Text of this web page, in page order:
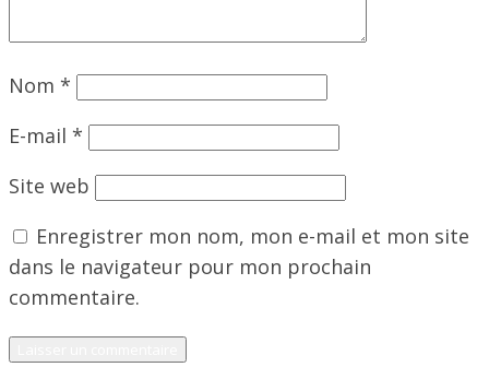
Nom *
E-mail *
Site web
Enregistrer mon nom, mon e-mail et mon site
dans le navigateur pour mon prochain
commentaire.